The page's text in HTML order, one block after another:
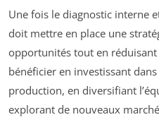
Une fois le diagnostic interne
doit mettre en place une
opportunités tout en réduisant
bénéficier en investissant
production, en diversifiant
explorant de nouveaux